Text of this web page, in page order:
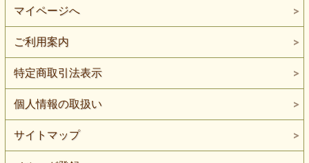
マイページへ
ご利用案内
特定商取引法表示
個人情報の取扱い
サイトマップ